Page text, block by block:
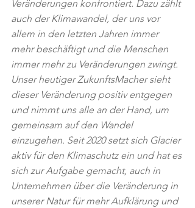
Veränderungen konfrontiert. Dazu zählt
auch der Klimawandel, der uns vor
allem in den letzten Jahren immer
mehr beschäftigt und die Menschen
immer mehr zu Veränderungen zwingt.
Unser heutiger ZukunftsMacher sieht
dieser Veränderung positiv entgegen
und nimmt uns alle an der Hand, um
gemeinsam auf den Wandel
einzugehen. Seit 2020 setzt sich Glacier
aktiv für den Klimaschutz ein und hat es
sich zur Aufgabe gemacht, auch in
Unternehmen über die Veränderung in
unserer Natur für mehr Aufklärung und